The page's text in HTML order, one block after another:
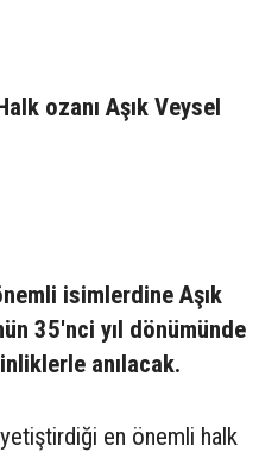
ozanı Aşık Veysel
isimlerdine Aşık
35'nci yıl dönümünde
anılacak.
en önemli halk